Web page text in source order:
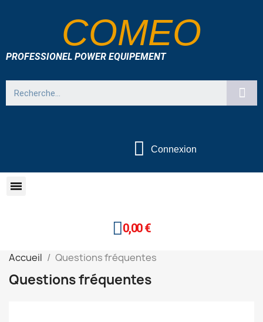
COMEO
PROFESSIONEL POWER EQUIPEMENT
Connexion
0,00 €
Accueil Questions fréquentes
Questions fréquentes